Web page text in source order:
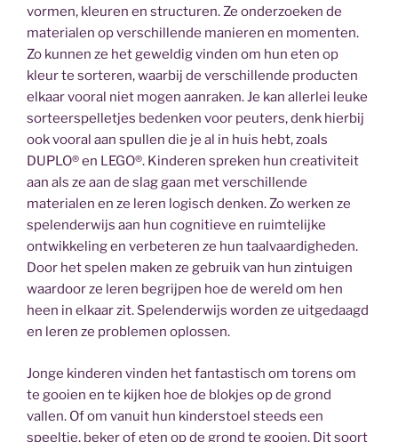
vormen, kleuren en structuren. Ze onderzoeken de
materialen op verschillende manieren en momenten.
Zo kunnen ze het geweldig vinden om hun eten op
kleur te sorteren, waarbij de verschillende producten
elkaar vooral niet mogen aanraken. Je kan allerlei leuke
sorteerspelletjes bedenken voor peuters, denk hierbij
ook vooral aan spullen die je al in huis hebt, zoals
DUPLO® en LEGO®. Kinderen spreken hun creativiteit
aan als ze aan de slag gaan met verschillende
materialen en ze leren logisch denken. Zo werken ze
spelenderwijs aan hun cognitieve en ruimtelijke
ontwikkeling en verbeteren ze hun taalvaardigheden.
Door het spelen maken ze gebruik van hun zintuigen
waardoor ze leren begrijpen hoe de wereld om hen
heen in elkaar zit. Spelenderwijs worden ze uitgedaagd
en leren ze problemen oplossen.
Jonge kinderen vinden het fantastisch om torens om
te gooien en te kijken hoe de blokjes op de grond
vallen. Of om vanuit hun kinderstoel steeds een
speeltje, beker of eten op de grond te gooien. Dit soort